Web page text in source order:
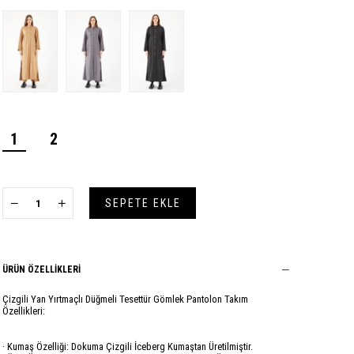
1 2
ÜRÜN ÖZELLIKLERI
Çizgili Yan Yırtmaçlı Düğmeli Tesettür Gömlek Pantolon Takım
Özellikleri:
· Kumaş Özelliği: Dokuma Çizgili İceberg Kumaştan Üretilmiştir.